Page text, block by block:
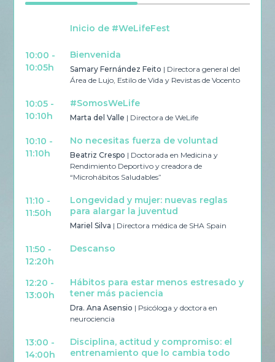
Inicio de #WeLifeFest
10:00 -
10:05h
Bienvenida
Samary Fernández Feito | Directora general del
Área de Lujo, Estilo de Vida y Revistas de Vocento
10:05 -
10:10h
#SomosWeLife
Marta del Valle | Directora de WeLife
10:10 -
11:10h
No necesitas fuerza de voluntad
Beatriz Crespo | Doctorada en Medicina y
Rendimiento Deportivo y creadora de
“Microhábitos Saludables”
11:10 -
11:50h
Longevidad y mujer: nuevas reglas
para alargar la juventud
Mariel Silva | Directora médica de SHA Spain
11:50 -
12:20h
Descanso
12:20 -
13:00h
Hábitos para estar menos estresado y
tener más paciencia
Dra. Ana Asensio | Psicóloga y doctora en
neurociencia
13:00 -
14:00h
Disciplina, actitud y compromiso: el
entrenamiento que lo cambia todo